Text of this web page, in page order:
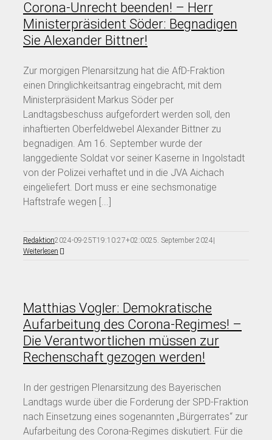
Corona-Unrecht beenden! – Herr
Ministerpräsident Söder: Begnadigen
Sie Alexander Bittner!
Zur morgigen Plenarsitzung hat die AfD-Fraktion
einen Dringlichkeitsantrag eingebracht, mit dem
Ministerpräsident Markus Söder per
Landtagsbeschuss aufgefordert werden soll, den
inhaftierten Oberfeldwebel Alexander Bittner zu
begnadigen. Am 16. September wurde der
langgediente Soldat vor seiner Kaserne in Ingolstadt
von der Polizei verhaftet und in die JVA Aichach
eingeliefert. Dort muss er eine sechsmonatige
Haftstrafe wegen [...]
Redaktion2024-09-25T19:10:27+02:0025. September 2024|
Weiterlesen
Matthias Vogler: Demokratische
Aufarbeitung des Corona-Regimes! –
Die Verantwortlichen müssen zur
Rechenschaft gezogen werden!
In der gestrigen Plenarsitzung des Bayerischen
Landtags wurde über die Forderung der SPD-Fraktion
nach Einsetzung eines sogenannten „Bürgerrates“ zur
Aufarbeitung des Corona-Regimes diskutiert. Für die